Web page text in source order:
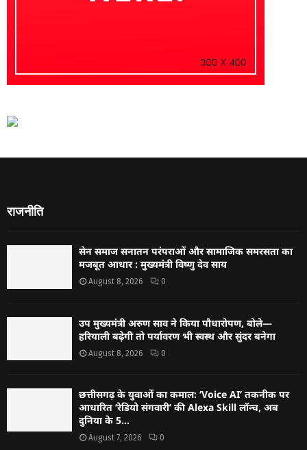
राजनीति
सेन समाज सनातन परंपराओं और सामाजिक समरसता का
मजबूत आधार : मुख्यमंत्री विष्णु देव साय
August 8, 2026 0
उप मुख्यमंत्री अरुण साव ने किया पौधारोपण, बोले—
हरियाली बढ़ेगी तो पर्यावरण भी स्वस्थ और सुंदर बनेगा
August 8, 2026 0
छत्तीसगढ़ के युवाओं का कमाल: ‘Voice AI’ तकनीक पर
आधारित ‘रेडियो संगवारी’ की Alexa Skill लॉन्च, अब
दुनिया के 5...
August 7, 2026 0